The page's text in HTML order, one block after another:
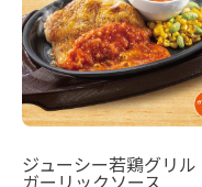
ジューシー若鶏グリル
ガーリックソース